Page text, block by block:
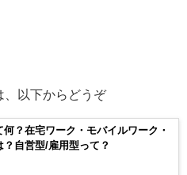
、以下からどうぞ
？在宅ワーク・モバイルワーク・
？自営型/雇用型って？